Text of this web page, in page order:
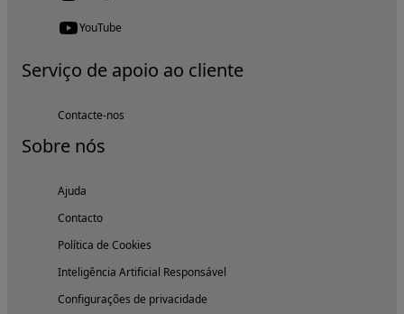
YouTube
Serviço de apoio ao cliente
Contacte-nos
Sobre nós
Ajuda
Contacto
Política de Cookies
Inteligência Artificial Responsável
Configurações de privacidade